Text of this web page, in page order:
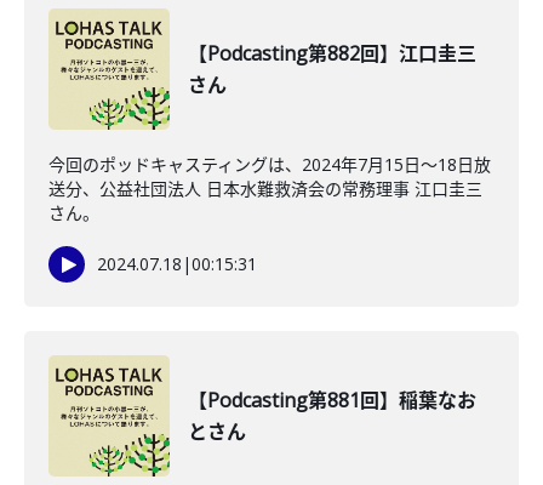
【Podcasting第882回】江口圭三
さん
今回のポッドキャスティングは、2024年7月15日〜18日放
送分、公益社団法人 日本水難救済会の常務理事 江口圭三
さん。
2024.07.18 |00:15:31
【Podcasting第881回】稲葉なお
とさん